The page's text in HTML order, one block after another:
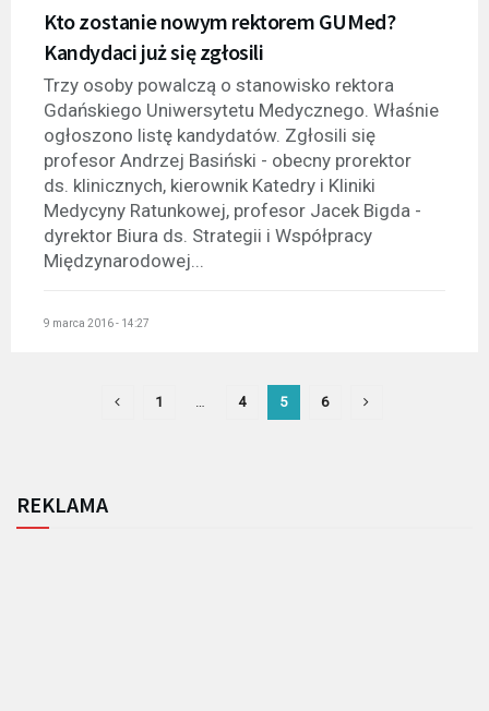
Kto zostanie nowym rektorem GUMed?
Kandydaci już się zgłosili
Trzy osoby powalczą o stanowisko rektora
Gdańskiego Uniwersytetu Medycznego. Właśnie
ogłoszono listę kandydatów. Zgłosili się
profesor Andrzej Basiński - obecny prorektor
ds. klinicznych, kierownik Katedry i Kliniki
Medycyny Ratunkowej, profesor Jacek Bigda -
dyrektor Biura ds. Strategii i Współpracy
Międzynarodowej...
9 marca 2016 - 14:27
1 4 5 6
REKLAMA